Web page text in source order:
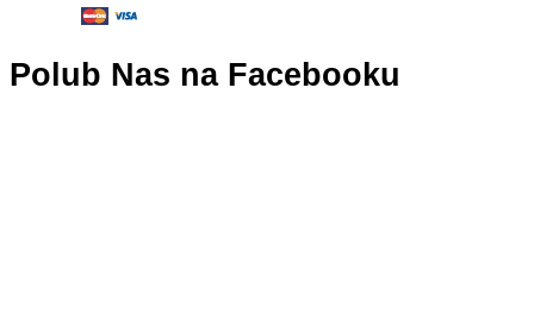
Polub Nas na Facebooku